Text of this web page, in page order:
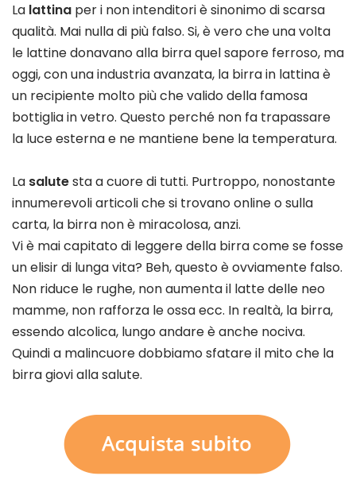
La lattina per i non intenditori è sinonimo di scarsa
qualità. Mai nulla di più falso. Si, è vero che una volta
le lattine donavano alla birra quel sapore ferroso, ma
oggi, con una industria avanzata, la birra in lattina è
un recipiente molto più che valido della famosa
bottiglia in vetro. Questo perché non fa trapassare
la luce esterna e ne mantiene bene la temperatura.
La salutesta a cuore di tutti. Purtroppo, nonostante
innumerevoli articoli che si trovano online o sulla
carta, la birra non è miracolosa, anzi.
Vi è mai capitato di leggere della birra come se fosse
un elisir di lunga vita? Beh, questo è ovviamente falso.
Non riduce le rughe, non aumenta il latte delle neo
mamme, non rafforza le ossa ecc. In realtà, la birra,
essendo alcolica, lungo andare è anche nociva.
Quindi a malincuore dobbiamo sfatare il mito che la
birra giovi alla salute.